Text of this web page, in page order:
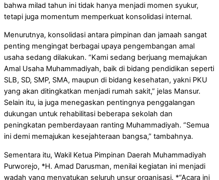
bahwa milad tahun ini tidak hanya menjadi momen syukur,
tetapi juga momentum memperkuat konsolidasi internal.
Menurutnya, konsolidasi antara pimpinan dan jamaah sangat
penting mengingat berbagai upaya pengembangan amal
usaha sedang dilakukan. “Kami sedang berjuang memajukan
Amal Usaha Muhammadiyah, baik di bidang pendidikan seperti
SLB, SD, SMP, SMA, maupun di bidang kesehatan, yakni PKU
yang akan ditingkatkan menjadi rumah sakit,” jelas Mansur.
Selain itu, ia juga menegaskan pentingnya penggalangan
dukungan untuk rehabilitasi beberapa sekolah dan
peningkatan pemberdayaan ranting Muhammadiyah. “Semua
ini demi memajukan kesejahteraan bangsa,” tambahnya.
Sementara itu, Wakil Ketua Pimpinan Daerah Muhammadiyah
Purworejo, *H. Amad Darusman, menilai kegiatan ini menjadi
wadah yang menyatukan seluruh unsur organisasi. *“Acara ini